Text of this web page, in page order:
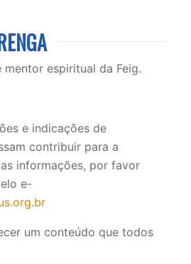
mentor espiritual da Feig.
e indicações de
contribuir para a
informações, por favor
e-
um conteúdo que todos